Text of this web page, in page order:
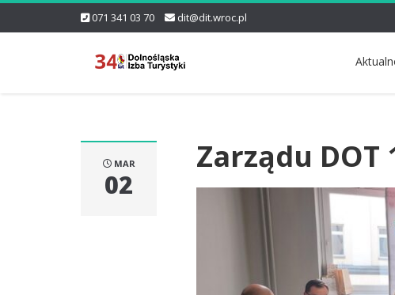
071 341 03 70 dit@dit.wroc.pl
MAR
02
Zarządu DOT